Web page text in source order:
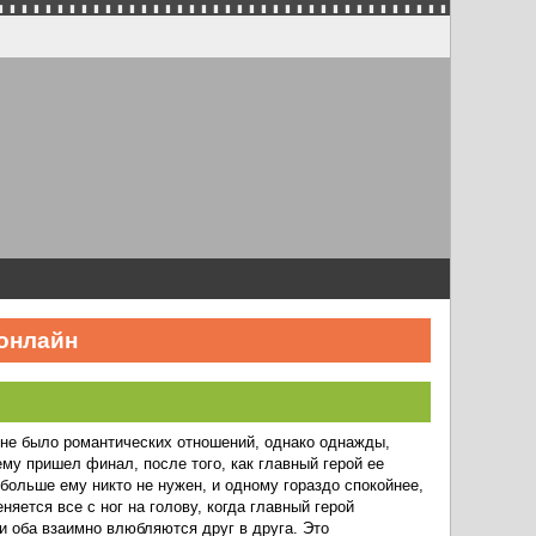
было романтических отношений, однако однажды,
пришел финал, после того, как главный герой ее
ему никто не нужен, и одному гораздо спокойнее,
все с ног на голову, когда главный герой
оба взаимно влюбляются друг в друга. Это